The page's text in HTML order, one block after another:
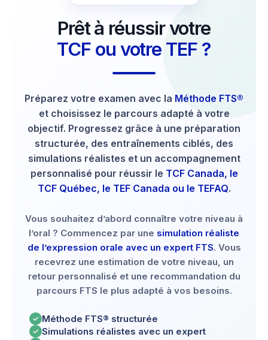
Prêt à réussir votre
TCF ou votre TEF ?
Préparez votre examen avec la Méthode FTS®
et choisissez le parcours adapté à votre
objectif. Progressez grâce à une préparation
structurée, des entraînements ciblés, des
simulations réalistes et un accompagnement
personnalisé pour réussir le TCF Canada, le
TCF Québec, le TEF Canada ou le TEFAQ.
Vous souhaitez d’abord connaître votre niveau à
l’oral ? Commencez par une simulation réaliste
de l’expression orale avec un expert FTS. Vous
recevrez une estimation de votre niveau, un
retour personnalisé et une recommandation du
parcours FTS le plus adapté à vos besoins.
✓ Méthode FTS® structurée
✓ Simulations réalistes avec un expert